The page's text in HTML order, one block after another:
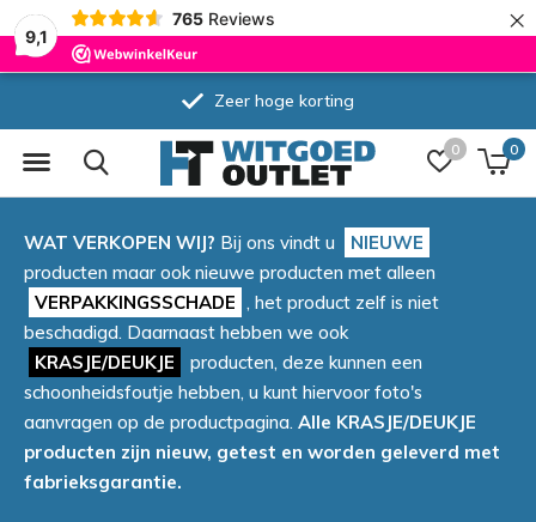
9,1
765 Reviews ×
0 0
Zeer hoge korting
WAT VERKOPEN WIJ? Bij ons vindt u
NIEUWE
producten maar ook nieuwe producten met alleen
VERPAKKINGSSCHADE , het product zelf is niet
beschadigd. Daarnaast hebben we ook
KRASJE/DEUKJE
producten, deze kunnen een
schoonheidsfoutje hebben, u kunt hiervoor foto's
aanvragen op de productpagina. Alle KRASJE/DEUKJE
producten zijn nieuw, getest en worden geleverd met
fabrieksgarantie.